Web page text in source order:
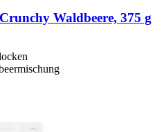
Waldbeere, 375 g